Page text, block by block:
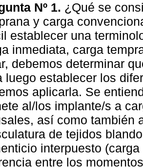
Nº 1. ¿Qué se
y carga
establecer una
inmediata, carga
debemos determinar
luego establecer los
aplicarla. Se
al/los implante/s a
así como también
de tejidos
interpuesto
entre los